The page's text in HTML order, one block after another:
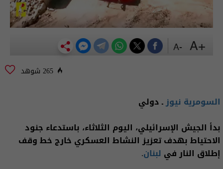
265 شوهد
السومرية نيوزـ دولي
بدأ الجيش الإسرائيلي، اليوم الثلاثاء، باستدعاء جنود
الاحتياط بهدف تعزيز النشاط العسكري خارج خط وقف
إطلاق النار في لبنان.
+A
-A